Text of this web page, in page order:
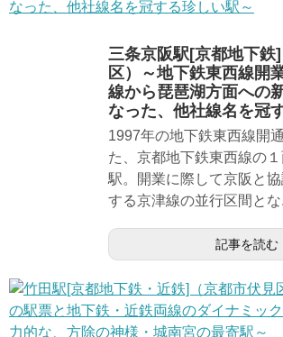
三条京阪駅[京都地下鉄
区）～地下鉄東西線開
線から琵琶湖方面への
なった、他社線名を冠
1997年の地下鉄東西線開
た、京都地下鉄東西線の
駅。開業に際して京阪と
する京津線の並行区間とな
記事を読む